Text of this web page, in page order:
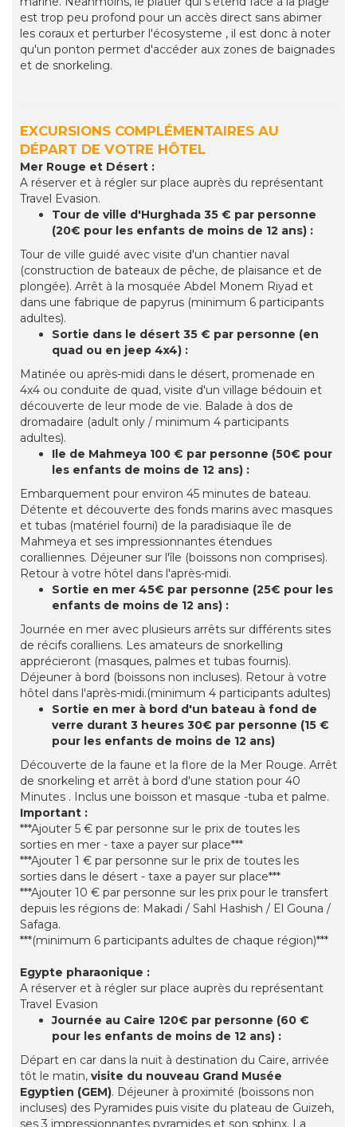
est trop peu profond pour un accès direct sans abimer
les coraux et perturber l'écosysteme , il est donc à noter
qu'un ponton permet d'accéder aux zones de baignades
et de snorkeling.
EXCURSIONS COMPLÉMENTAIRES AU
DÉPART DE VOTRE HÔTEL
Mer Rouge et Désert :
A réserver et à régler sur place auprès du représentant
Travel Evasion.
Tour de ville d'Hurghada 35 € par personne
(20€ pour les enfants de moins de 12 ans) :
Tour de ville guidé avec visite d'un chantier naval
(construction de bateaux de pêche, de plaisance et de
plongée). Arrêt à la mosquée Abdel Monem Riyad et
dans une fabrique de papyrus (minimum 6 participants
adultes).
Sortie dans le désert 35 € par personne (en
quad ou en jeep 4x4) :
Matinée ou après-midi dans le désert, promenade en
4x4 ou conduite de quad, visite d'un village bédouin et
découverte de leur mode de vie. Balade à dos de
dromadaire (adult only / minimum 4 participants
adultes).
Ile de Mahmeya 100 € par personne (50€ pour
les enfants de moins de 12 ans) :
Embarquement pour environ 45 minutes de bateau.
Détente et découverte des fonds marins avec masques
et tubas (matériel fourni) de la paradisiaque île de
Mahmeya et ses impressionnantes étendues
coralliennes. Déjeuner sur l'île (boissons non comprises).
Retour à votre hôtel dans l'après-midi.
Sortie en mer 45€ par personne (25€ pour les
enfants de moins de 12 ans) :
Journée en mer avec plusieurs arrêts sur différents sites
de récifs coralliens. Les amateurs de snorkelling
apprécieront (masques, palmes et tubas fournis).
Déjeuner à bord (boissons non incluses). Retour à votre
hôtel dans l'après-midi.(minimum 4 participants adultes)
Sortie en mer à bord d'un bateau à fond de
verre durant 3 heures 30€ par personne (15 €
pour les enfants de moins de 12 ans)
Découverte de la faune et la flore de la Mer Rouge. Arrêt
de snorkeling et arrêt à bord d'une station pour 40
Minutes . Inclus une boisson et masque -tuba et palme.
Important :
***Ajouter 5 € par personne sur le prix de toutes les
sorties en mer - taxe a payer sur place***
***Ajouter 1 € par personne sur le prix de toutes les
sorties dans le désert - taxe a payer sur place***
***Ajouter 10 € par personne sur les prix pour le transfert
depuis les régions de: Makadi / Sahl Hashish / El Gouna /
Safaga.
***(minimum 6 participants adultes de chaque région)***
Egypte pharaonique :
A réserver et à régler sur place auprès du représentant
Travel Evasion
Journée au Caire 120€ par personne (60 €
pour les enfants de moins de 12 ans) :
Départ en car dans la nuit à destination du Caire, arrivée
tôt le matin, visite du nouveau Grand Musée
Egyptien (GEM). Déjeuner à proximité (boissons non
incluses) des Pyramides puis visite du plateau de Guizeh,
ses 3 impressionnantes pyramides et son sphinx. La